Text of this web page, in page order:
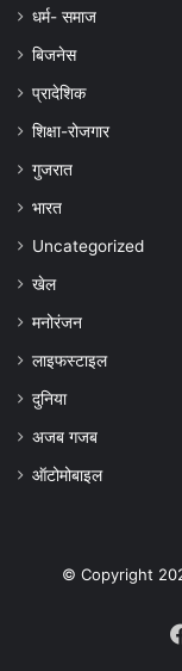
धर्म- समाज
बिजनेस
प्रादेशिक
शिक्षा-रोजगार
गुजरात
भारत
Uncategorized
खेल
मनोरंजन
लाइफस्टाइल
दुनिया
अजब गजब
ऑटोमोबाइल
© Copyright